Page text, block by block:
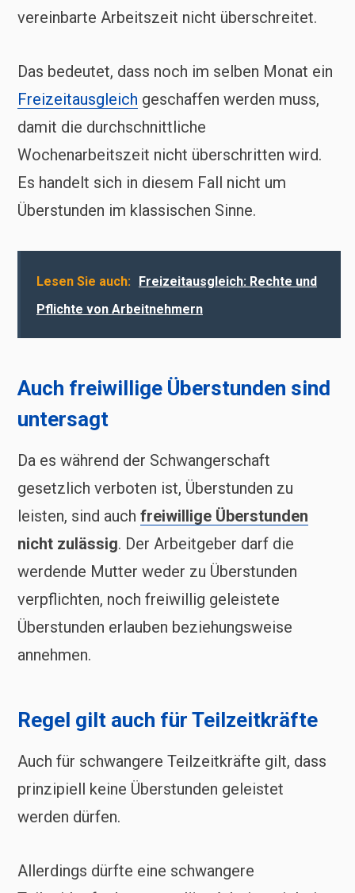
vereinbarte Arbeitszeit nicht überschreitet.
Das bedeutet, dass noch im selben Monat ein
Freizeitausgleich geschaffen werden muss,
damit die durchschnittliche
Wochenarbeitszeit nicht überschritten wird.
Es handelt sich in diesem Fall nicht um
Überstunden im klassischen Sinne.
Lesen Sie auch:
Freizeitausgleich: Rechte und
Pflichte von Arbeitnehmern
Auch freiwillige Überstunden sind
untersagt
Da es während der Schwangerschaft
gesetzlich verboten ist, Überstunden zu
leisten, sind auch freiwillige Überstunden
nicht zulässig. Der Arbeitgeber darf die
werdende Mutter weder zu Überstunden
verpflichten, noch freiwillig geleistete
Überstunden erlauben beziehungsweise
annehmen.
Regel gilt auch für Teilzeitkräfte
Auch für schwangere Teilzeitkräfte gilt, dass
prinzipiell keine Überstunden geleistet
werden dürfen.
Allerdings dürfte eine schwangere